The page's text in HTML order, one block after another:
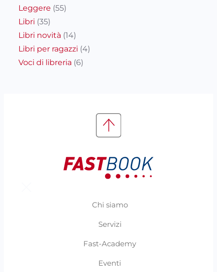
Leggere (55)
Libri (35)
Libri novità (14)
Libri per ragazzi (4)
Voci di libreria (6)
Chi siamo
Servizi
Fast-Academy
Eventi